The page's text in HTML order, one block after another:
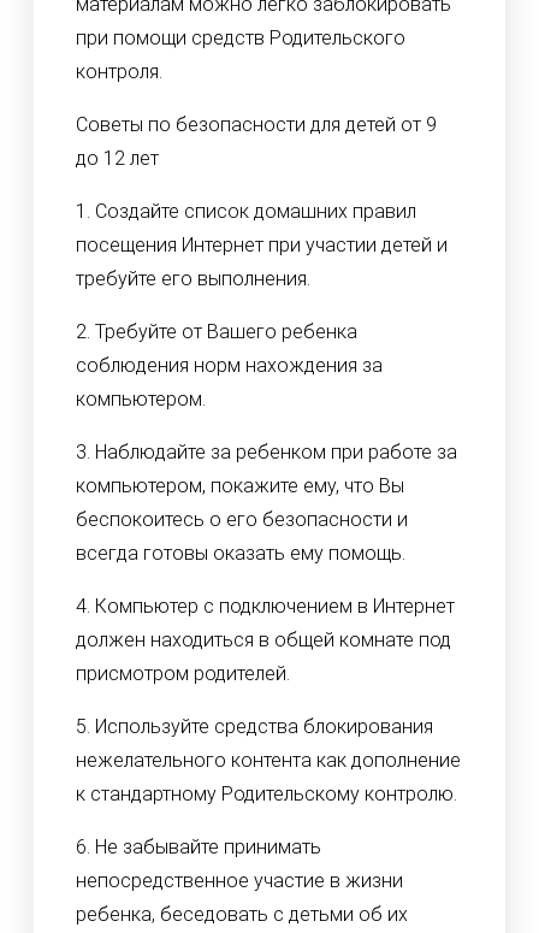
материалам можно легко заблокировать
при помощи средств Родительского
контроля.
Советы по безопасности для детей от 9
до 12 лет
1. Создайте список домашних правил
посещения Интернет при участии детей и
требуйте его выполнения.
2. Требуйте от Вашего ребенка
соблюдения норм нахождения за
компьютером.
3. Наблюдайте за ребенком при работе за
компьютером, покажите ему, что Вы
беспокоитесь о его безопасности и
всегда готовы оказать ему помощь.
4. Компьютер с подключением в Интернет
должен находиться в общей комнате под
присмотром родителей.
5. Используйте средства блокирования
нежелательного контента как дополнение
к стандартному Родительскому контролю.
6. Не забывайте принимать
непосредственное участие в жизни
ребенка, беседовать с детьми об их